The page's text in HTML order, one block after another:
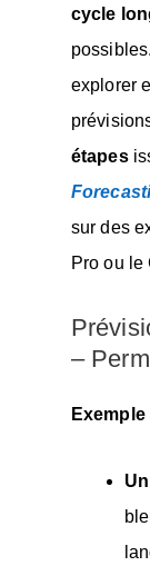
cycle
explorer
étapes
sur des
Pro ou le
–